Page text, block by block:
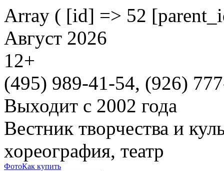
Array ( [id] => 52
Август 2026
12+
(495) 989-41-54, (926)
Выходит с 2002 года
Вестник творчества и
хореография, театр
ФотоКак купить